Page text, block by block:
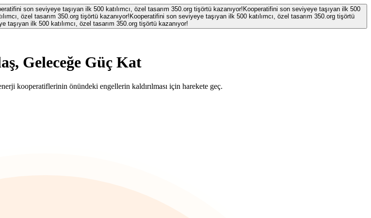
son seviyeye taşıyan ilk 500 katılımcı, özel tasarım 350.org tişörtü kazanıyor! Kooperatifini son seviyeye taşıyan ilk 500
özel tasarım 350.org tişörtü kazanıyor! Kooperatifini son seviyeye taşıyan ilk 500 katılımcı, özel tasarım 350.org tişörtü
taşıyan ilk 500 katılımcı, özel tasarım 350.org tişörtü kazanıyor!
Geleceğe Güç Kat
kooperatiflerinin önündeki engellerin kaldırılması için harekete geç.